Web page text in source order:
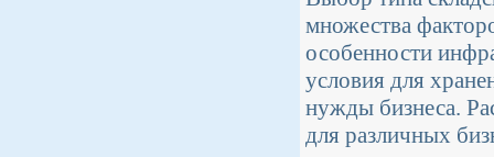
множества
особенности
условия для
нужды бизнеса.
для различных